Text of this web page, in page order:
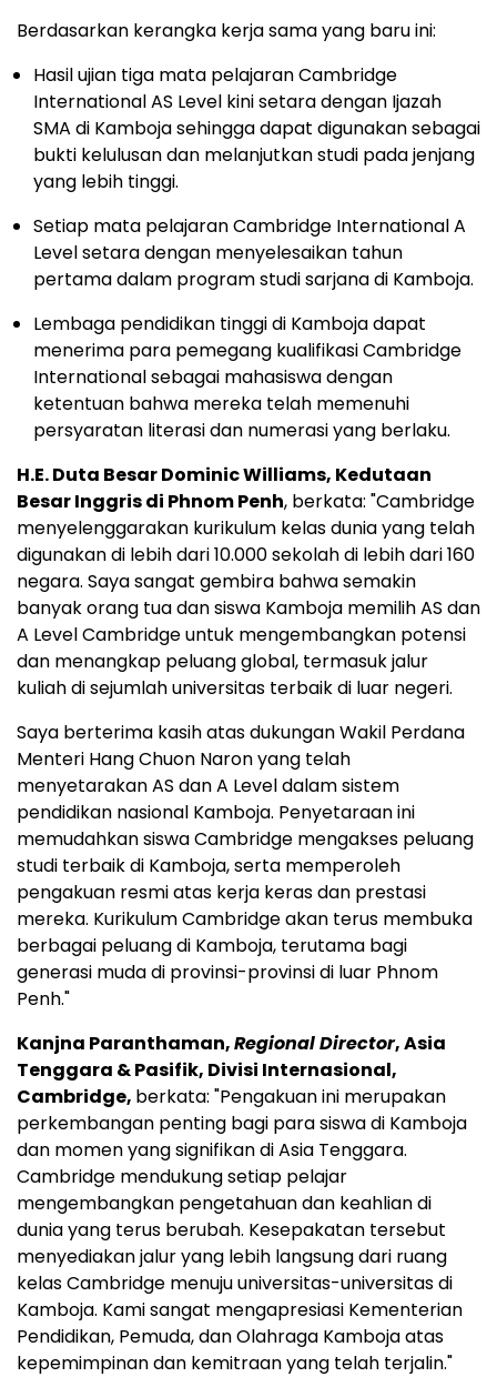
Berdasarkan kerangka kerja sama yang baru ini:
Hasil ujian tiga mata pelajaran Cambridge
International AS Level kini setara dengan Ijazah
SMA di Kamboja sehingga dapat digunakan sebagai
bukti kelulusan dan melanjutkan studi pada jenjang
yang lebih tinggi.
Setiap mata pelajaran Cambridge International A
Level setara dengan menyelesaikan tahun
pertama dalam program studi sarjana di Kamboja.
Lembaga pendidikan tinggi di Kamboja dapat
menerima para pemegang kualifikasi Cambridge
International sebagai mahasiswa dengan
ketentuan bahwa mereka telah memenuhi
persyaratan literasi dan numerasi yang berlaku.
H.E.Duta Besar Dominic Williams, Kedutaan
Besar Inggris di Phnom Penh, berkata: "Cambridge
menyelenggarakan kurikulum kelas dunia yang telah
digunakan di lebih dari 10.000 sekolah di lebih dari 160
negara. Saya sangat gembira bahwa semakin
banyak orang tua dan siswa Kamboja memilih AS dan
A Level Cambridge untuk mengembangkan potensi
dan menangkap peluang global, termasuk jalur
kuliah di sejumlah universitas terbaik di luar negeri.
Saya berterima kasih atas dukungan Wakil Perdana
Menteri Hang Chuon Naron yang telah
menyetarakan AS dan A Level dalam sistem
pendidikan nasional Kamboja. Penyetaraan ini
memudahkan siswaCambridge mengakses peluang
studi terbaik di Kamboja, serta memperoleh
pengakuan resmi atas kerja keras dan prestasi
mereka. Kurikulum Cambridge akan terus membuka
berbagai peluang di Kamboja, terutama bagi
generasi muda di provinsi-provinsi di luar Phnom
Penh."
Kanjna Paranthaman,Regional Director,Asia
Tenggara & Pasifik, Divisi Internasional,
Cambridge, berkata: "Pengakuan ini merupakan
perkembangan penting bagi para siswa di Kamboja
dan momen yang signifikan diAsia Tenggara.
Cambridge mendukung setiap pelajar
mengembangkan pengetahuan dan keahlian di
dunia yang terus berubah. Kesepakatan tersebut
menyediakan jalur yang lebih langsung dari ruang
kelasCambridge menuju universitas-universitas di
Kamboja. Kami sangat mengapresiasi Kementerian
Pendidikan, Pemuda, dan Olahraga Kamboja atas
kepemimpinan dan kemitraan yang telah terjalin."